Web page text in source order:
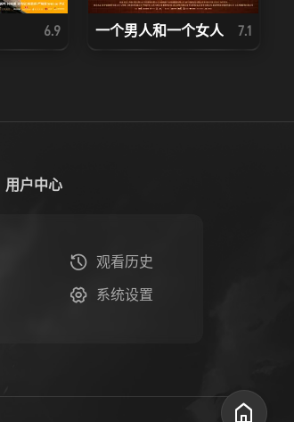
6.9 一个男人和一个女人 7.1
用户中心
观看历史
系统设置